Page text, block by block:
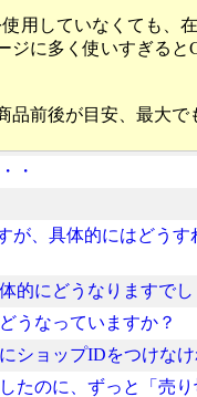
用していなくても、
ジに多く使いすぎる
品前後が目安、最大
・
が、具体的にはどう
的にどうなりますで
うなっていますか？
ショップIDをつけな
たのに、ずっと「売